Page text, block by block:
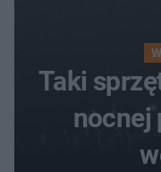
Taki
nocnej